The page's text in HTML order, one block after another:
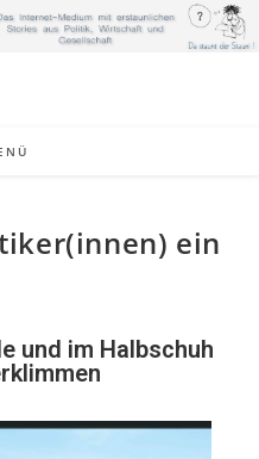
ein
und im Halbschuh